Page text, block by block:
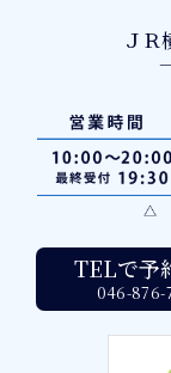
ＪＲ
TELで予
046-876-